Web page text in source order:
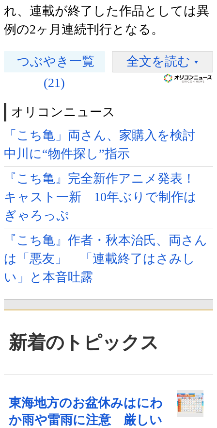
れ、連載が終了した作品としては異
例の2ヶ月連続刊行となる。
つぶやき一覧
(21)
全文を読む
オリコンニュース
「こち亀」両さん、家購入を検討
中川に“物件探し”指示
『こち亀』完全新作アニメ発表！
キャスト一新 10年ぶりで制作は
ぎゃろっぷ
『こち亀』作者・秋本治氏、両さん
は「悪友」 「連載終了はさみし
い」と本音吐露
新着のトピックス
東海地方のお盆休みはにわ
か雨や雷雨に注意 厳しい